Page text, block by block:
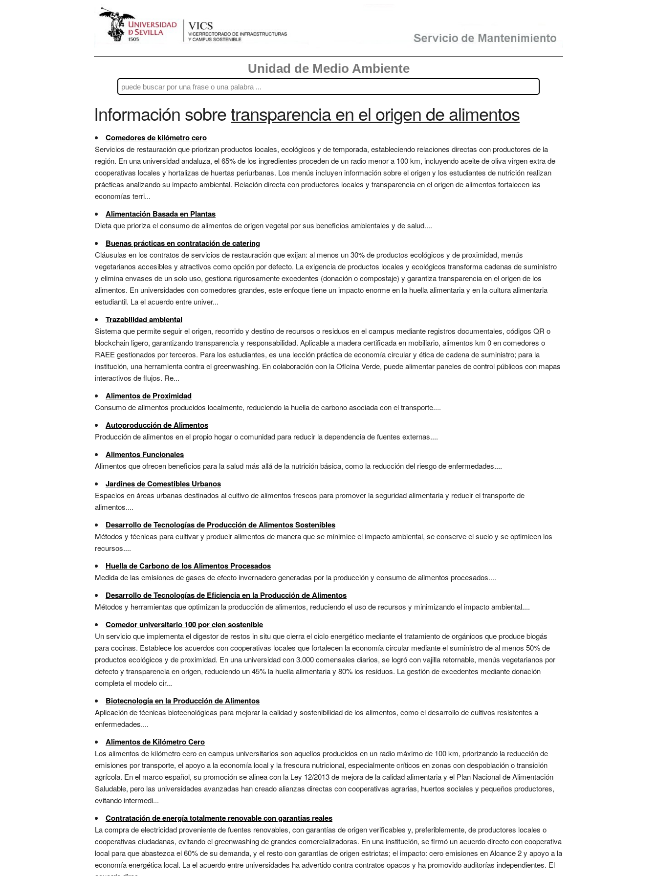
Unidad de Medio Ambiente
Información sobretransparencia en el origen de alimentos
Comedores de kilómetro cero
Servicios de restauración que priorizan productos locales, ecológicos y de temporada, estableciendo relaciones directas con productores de la
región. En una universidad andaluza, el 65% de los ingredientes proceden de un radio menor a 100 km, incluyendo aceite de oliva virgen extra de
cooperativas locales y hortalizas de huertas periurbanas. Los menús incluyen información sobre el origen y los estudiantes de nutrición realizan
prácticas analizando su impacto ambiental. Relación directa con productores locales y transparencia en el origen de alimentos fortalecen las
economías terri...
Alimentación Basada en Plantas
Dieta que prioriza el consumo de alimentos de origen vegetal por sus beneficios ambientales y de salud....
Buenas prácticas en contratación de catering
Cláusulas en los contratos de servicios de restauración que exijan: al menos un 30% de productos ecológicos y de proximidad, menús
vegetarianos accesibles y atractivos como opción por defecto. La exigencia de productos locales y ecológicos transforma cadenas de suministro
y elimina envases de un solo uso, gestiona rigurosamente excedentes (donación o compostaje) y garantiza transparencia en el origen de los
alimentos. En universidades con comedores grandes, este enfoque tiene un impacto enorme en la huella alimentaria y en la cultura alimentaria
estudiantil. La el acuerdo entre univer...
Trazabilidad ambiental
Sistema que permite seguir el origen, recorrido y destino de recursos o residuos en el campus mediante registros documentales, códigos QR o
blockchain ligero, garantizando transparencia y responsabilidad. Aplicable a madera certificada en mobiliario, alimentos km 0 en comedores o
RAEE gestionados por terceros. Para los estudiantes, es una lección práctica de economía circular y ética de cadena de suministro; para la
institución, una herramienta contra el greenwashing. En colaboración con la Oficina Verde, puede alimentar paneles de control públicos con mapas
interactivos de flujos. Re...
Alimentos de Proximidad
Consumo de alimentos producidos localmente, reduciendo la huella de carbono asociada con el transporte....
Autoproducción de Alimentos
Producción de alimentos en el propio hogar o comunidad para reducir la dependencia de fuentes externas....
Alimentos Funcionales
Alimentos que ofrecen beneficios para la salud más allá de la nutrición básica, como la reducción del riesgo de enfermedades....
Jardines de Comestibles Urbanos
Espacios en áreas urbanas destinados al cultivo de alimentos frescos para promover la seguridad alimentaria y reducir el transporte de
alimentos....
Desarrollo de Tecnologías de Producción de Alimentos Sostenibles
Métodos y técnicas para cultivar y producir alimentos de manera que se minimice el impacto ambiental, se conserve el suelo y se optimicen los
recursos....
Huella de Carbono de los Alimentos Procesados
Medida de las emisiones de gases de efecto invernadero generadas por la producción y consumo de alimentos procesados....
Desarrollo de Tecnologías de Eficiencia en la Producción de Alimentos
Métodos y herramientas que optimizan la producción de alimentos, reduciendo el uso de recursos y minimizando el impacto ambiental....
Comedor universitario 100 por cien sostenible
Un servicio que implementa el digestor de restos in situ que cierra el ciclo energético mediante el tratamiento de orgánicos que produce biogás
para cocinas. Establece los acuerdos con cooperativas locales que fortalecen la economía circular mediante el suministro de al menos 50% de
productos ecológicos y de proximidad. En una universidad con 3.000 comensales diarios, se logró con vajilla retornable, menús vegetarianos por
defecto y transparencia en origen, reduciendo un 45% la huella alimentaria y 80% los residuos. La gestión de excedentes mediante donación
completa el modelo cir...
Biotecnología en la Producción de Alimentos
Aplicación de técnicas biotecnológicas para mejorar la calidad y sostenibilidad de los alimentos, como el desarrollo de cultivos resistentes a
enfermedades....
Alimentos de Kilómetro Cero
Los alimentos de kilómetro cero en campus universitarios son aquellos producidos en un radio máximo de 100 km, priorizando la reducción de
emisiones por transporte, el apoyo a la economía local y la frescura nutricional, especialmente críticos en zonas con despoblación o transición
agrícola. En el marco español, su promoción se alinea con la Ley 12/2013 de mejora de la calidad alimentaria y el Plan Nacional de Alimentación
Saludable, pero las universidades avanzadas han creado alianzas directas con cooperativas agrarias, huertos sociales y pequeños productores,
evitando intermedi...
Contratación de energía totalmente renovable con garantías reales
La compra de electricidad proveniente de fuentes renovables, con garantías de origen verificables y, preferiblemente, de productores locales o
cooperativas ciudadanas, evitando el greenwashing de grandes comercializadoras. En una institución, se firmó un acuerdo directo con cooperativa
local para que abastezca el 60% de su demanda, y el resto con garantías de origen estrictas; el impacto: cero emisiones en Alcance 2 y apoyo a la
economía energética local. La el acuerdo entre universidades ha advertido contra contratos opacos y ha promovido auditorías independientes. El